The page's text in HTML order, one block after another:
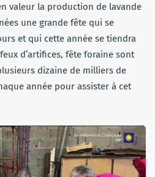
valeur la production de lavande
une grande fête qui se
et qui cette année se tiendra
d’artifices, fête foraine sont
dizaine de milliers de
année pour assister à cet